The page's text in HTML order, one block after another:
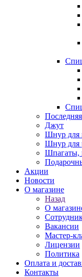
Джут
Шнур для
Шнур для
Шпагаты,
Акции
Новости
О магазине
Назад
О
Вакансии
Мастер-
Лицензии
Политика
Оплата и
Контакты